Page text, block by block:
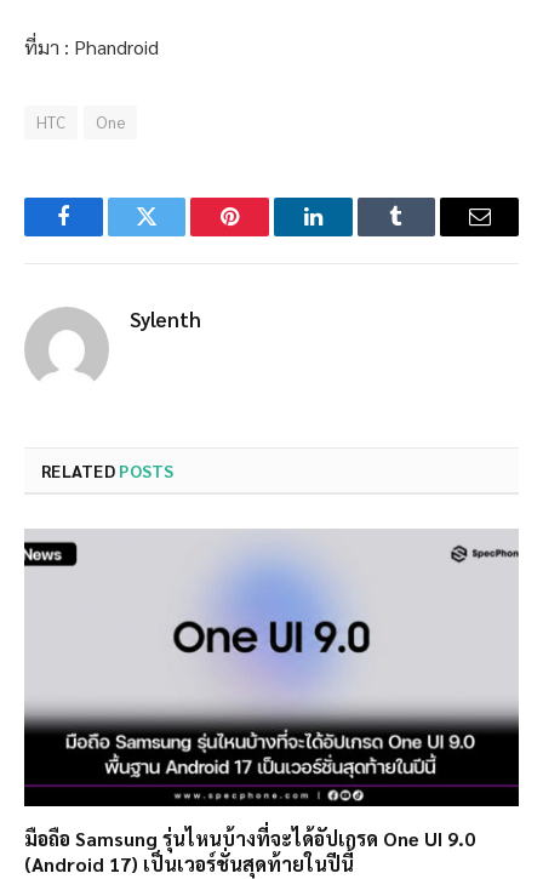
ที่มา : Phandroid
HTC One
FacebookTwitter Pinterest LinkedInTumblr Email
Sylenth
RELATED POSTS
มือถือ Samsung รุ่นไหนบ้างที่จะได้อัปเกรด One UI 9.0
(Android 17) เป็นเวอร์ชั่นสุดท้ายในปีนี้